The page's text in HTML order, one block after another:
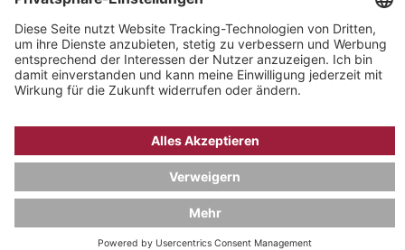
Bachmann & Scher GmbH / Watchandco GmbH
DATENSCHUTZ IMPRESSUM
VERSANDKOSTEN